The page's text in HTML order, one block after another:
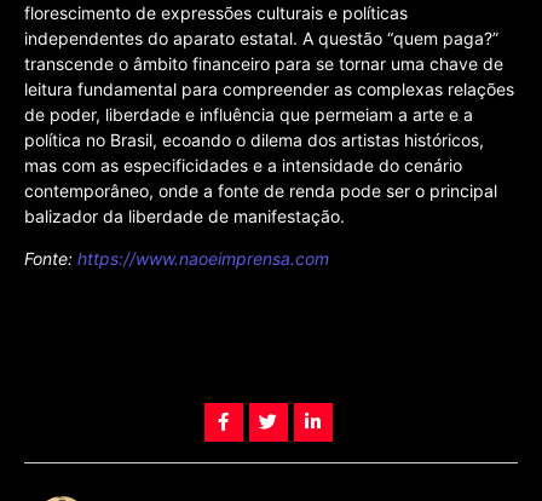
florescimento de expressões culturais e políticas
independentes do aparato estatal. A questão “quem paga?”
transcende o âmbito financeiro para se tornar uma chave de
leitura fundamental para compreender as complexas relações
de poder, liberdade e influência que permeiam a arte e a
política no Brasil, ecoando o dilema dos artistas históricos,
mas com as especificidades e a intensidade do cenário
contemporâneo, onde a fonte de renda pode ser o principal
balizador da liberdade de manifestação.
Fonte: https://www.naoeimprensa.com